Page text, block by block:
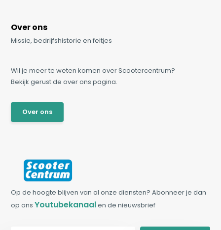
Over ons
Missie, bedrijfshistorie en feitjes
Wil je meer te weten komen over Scootercentrum?
Bekijk gerust de over ons pagina.
Over ons
Op de hoogte blijven van al onze diensten? Abonneer je dan
op onsYoutubekanaalen de nieuwsbrief